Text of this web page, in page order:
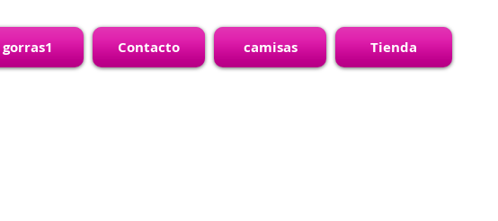
gorras1 Contacto camisas Tienda